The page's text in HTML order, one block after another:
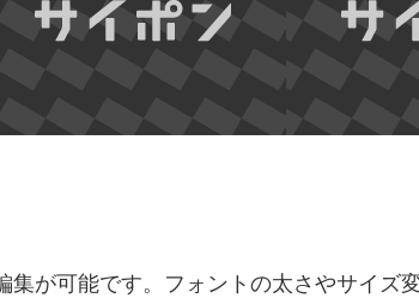
が可能です。フォントの太さやサイズ